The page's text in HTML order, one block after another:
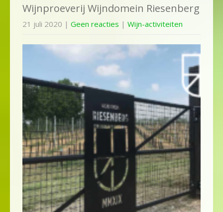
Wijnproeverij Wijndomein Riesenberg
21 juli 2020 | Geen reacties | Wijn-activiteiten